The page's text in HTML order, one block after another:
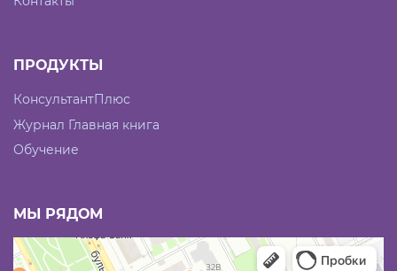
ПРОДУКТЫ
КонсультантПлюс
Журнал Главная книга
Обучение
МЫ РЯДОМ